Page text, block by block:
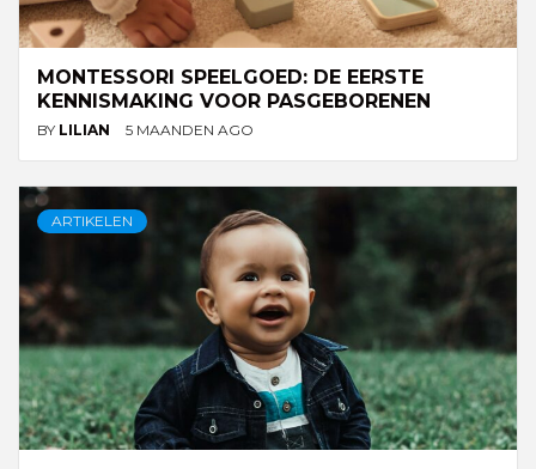
MONTESSORI SPEELGOED: DE EERSTE
KENNISMAKING VOOR PASGEBORENEN
BY LILIAN 5 MAANDEN AGO
ARTIKELEN